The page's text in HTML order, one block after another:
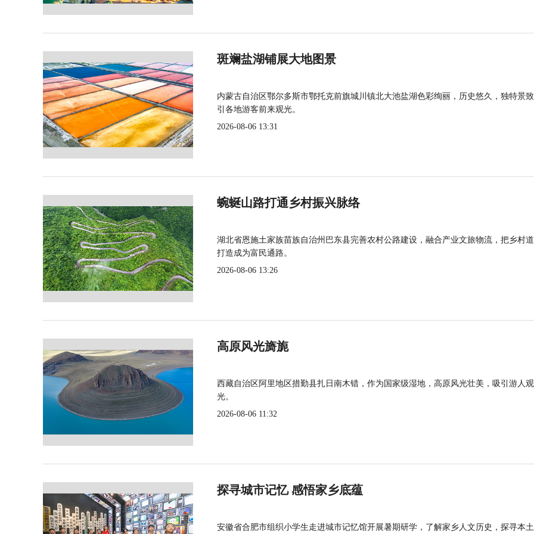
斑斓盐湖铺展大地图景
内蒙古自治区鄂尔多斯市鄂托克前旗城川镇北大池盐湖色彩绚丽，历史悠久，独特景
引各地游客前来观光。
2026-08-06 13:31
蜿蜒山路打通乡村振兴脉络
湖北省恩施土家族苗族自治州巴东县完善农村公路建设，融合产业文旅物流，把乡村
打造成为富民通路。
2026-08-06 13:26
高原风光旖旎
西藏自治区阿里地区措勤县扎日南木错，作为国家级湿地，高原风光壮美，吸引游人观
光。
2026-08-06 11:32
探寻城市记忆 感悟家乡底蕴
安徽省合肥市组织小学生走进城市记忆馆开展暑期研学，了解家乡人文历史，探寻本